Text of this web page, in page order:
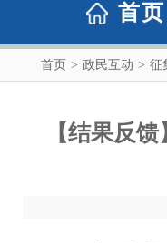
首页
首页 > 政民互动 > 征
【结果反